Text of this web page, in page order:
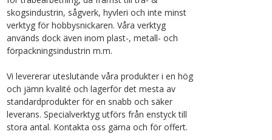
skogsindustrin, sågverk, hyvleri och inte minst
verktyg för hobbysnickaren. Våra verktyg
används dock även inom plast-, metall- och
förpackningsindustrin m.m.
Vi levererar uteslutande våra produkter i en hög
och jämn kvalité och lagerför det mesta av
standardprodukter för en snabb och säker
leverans. Specialverktyg utförs från enstyck till
stora antal. Kontakta oss gärna och för offert.